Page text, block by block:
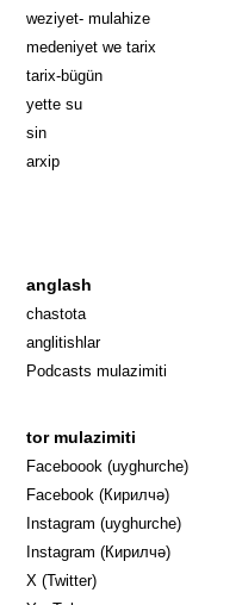
weziyet- mulahize
medeniyet we tarix
tarix-bügün
yette su
sin
arxip
anglash
chastota
anglitishlar
Podcasts mulazimiti
tor mulazimiti
Faceboook (uyghurche)
Facebook (Кирилчә) Opens in
Instagram (uyghurche) Opens
Instagram (Кирилчә) Opens in
X (Twitter)